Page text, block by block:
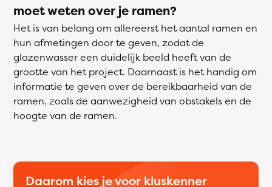
moet weten over je ramen?
Het is van belang om allereerst het aantal ramen en
hun afmetingen door te geven, zodat de
glazenwasser een duidelijk beeld heeft van de
grootte van het project. Daarnaast is het handig om
informatie te geven over de bereikbaarheid van de
ramen, zoals de aanwezigheid van obstakels en de
hoogte van de ramen.
Daarom kies je voor kluskenner